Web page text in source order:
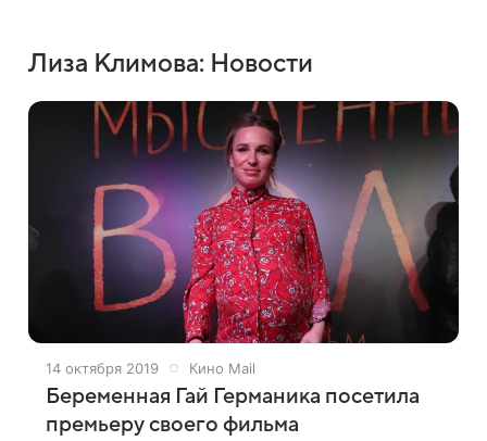
Лиза Климова: Новости
14 октября 2019 Кино Mail
Беременная Гай Германика посетила
премьеру своего фильма